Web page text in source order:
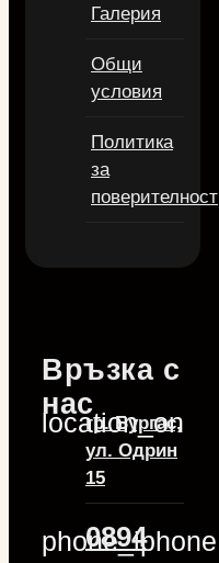
Галерия
Общи
условия
Политика
за
поверителност
Връзка с
нас
location_on
гр. Бургас,
ул. Одрин
15
phone_iphone
0894